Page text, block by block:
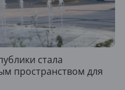
стала
пространством для